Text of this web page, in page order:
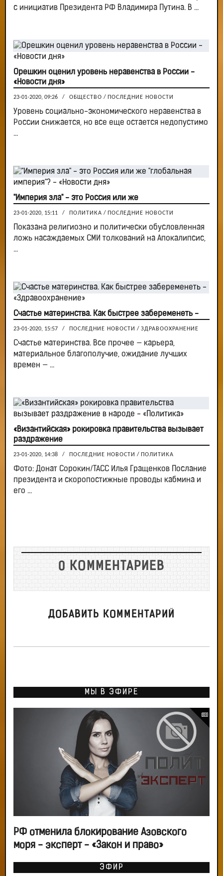
с инициатив Президента РФ Владимира Путина. В ...
Орешкин оценил уровень неравенства в России -
«Новости дня»
23-01-2020, 09:26 / ОБЩЕСТВО / ПОСЛЕДНИЕ НОВОСТИ
Уровень социально-экономического неравенства в
России снижается, но все еще остается недопустимо
...
"Империя зла" - это Россия или же
23-01-2020, 15:11 / ПОЛИТИКА / ПОСЛЕДНИЕ НОВОСТИ
Показана религиозно и политически обусловленная
ложь насаждаемых СМИ толкований на Апокалипсис,
...
Счастье материнства. Как быстрее забеременеть -
23-01-2020, 15:57 / ПОСЛЕДНИЕ НОВОСТИ / ЗДРАВООХРАНЕНИЕ
Счастье материнства. Все прочее — карьера,
материальное благополучие, ожидание лучших
времен — ...
«Византийская» рокировка правительства вызывает
раздражение
23-01-2020, 14:38 / ПОСЛЕДНИЕ НОВОСТИ / ПОЛИТИКА
Фото: Донат Сорокин/ТАСС Илья Гращенков Послание
президента и скоропостижные проводы кабмина и
его ...
0 КОММЕНТАРИЕВ
ДОБАВИТЬ КОММЕНТАРИЙ
МЫ В ЭФИРЕ
РФ отменила блокирование Азовского
моря - эксперт - «Закон и право»
ЭФИР